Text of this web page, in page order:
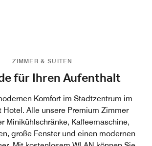
ZIMMER & SUITEN
für Ihren Aufenthalt
Komfort im Stadtzentrum im
Hotel. Alle unsere Premium Zimmer
Minikühlschränke, Kaffeemaschine,
große Fenster und einen modernen